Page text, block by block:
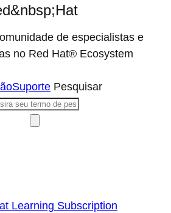
de especialistas e
no Red Hat® Ecosystem
Suporte Pesquisar
Learning Subscription